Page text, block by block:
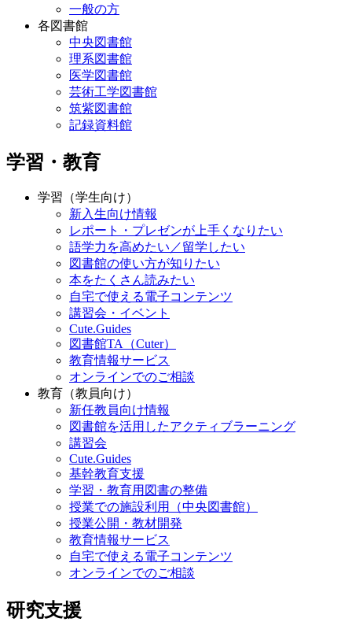
一般の方
各図書館
中央図書館
理系図書館
医学図書館
芸術工学図書館
筑紫図書館
記録資料館
学習・教育
学習（学生向け）
新入生向け情報
レポート・プレゼンが上手くなりたい
語学力を高めたい／留学したい
図書館の使い方が知りたい
本をたくさん読みたい
自宅で使える電子コンテンツ
講習会・イベント
Cute.Guides
図書館TA（Cuter）
教育情報サービス
オンラインでのご相談
教育（教員向け）
新任教員向け情報
図書館を活用したアクティブラーニング
講習会
Cute.Guides
基幹教育支援
学習・教育用図書の整備
授業での施設利用（中央図書館）
授業公開・教材開発
教育情報サービス
自宅で使える電子コンテンツ
オンラインでのご相談
研究支援